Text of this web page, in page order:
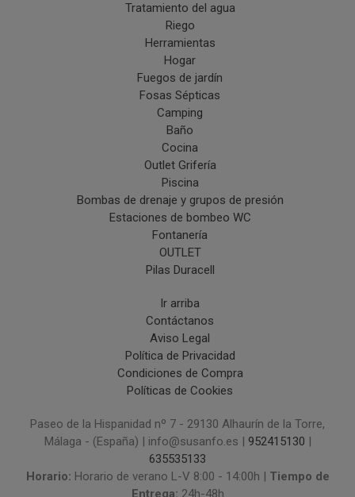
Tratamiento del agua
Riego
Herramientas
Hogar
Fuegos de jardín
Fosas Sépticas
Camping
Baño
Cocina
Outlet Grifería
Piscina
Bombas de drenaje y grupos de presión
Estaciones de bombeo WC
Fontanería
OUTLET
Pilas Duracell
Ir arriba
Contáctanos
Aviso Legal
Política de Privacidad
Condiciones de Compra
Políticas de Cookies
Paseo de la Hispanidad nº 7 - 29130 Alhaurín de la Torre,
Málaga - (España) | info@susanfo.es | 952415130
635535133
Horario: Horario de verano L-V 8:00 - 14:00h | Tiempo de